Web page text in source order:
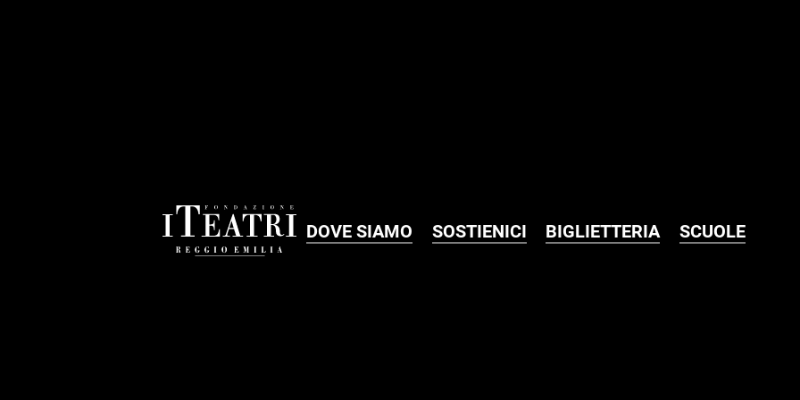
DOVE SIAMO SOSTIENICI BIGLIETTERIA SCUOLE